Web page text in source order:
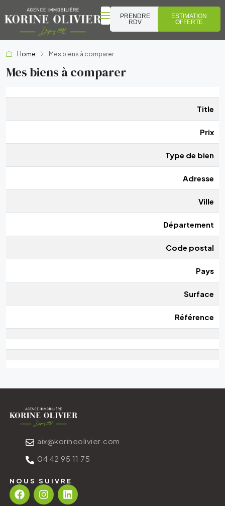
PRENDRE
RDV
ESTIMATION
OFFERTE
Home Mes biens à comparer
Mes biens à comparer
Title
Prix
Type de bien
Adresse
Ville
Département
Code postal
Pays
Surface
Référence
aix@korineolivier.com
04 42 95 11 75
NOUS SUIVRE